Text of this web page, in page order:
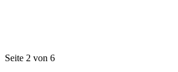
Seite 2 von 6